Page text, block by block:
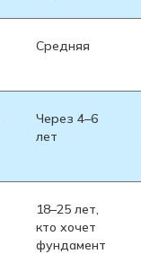
Средняя
Через 4–6
лет
18–25 лет,
кто хочет
фундамент